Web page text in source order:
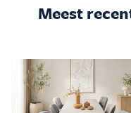
Meest